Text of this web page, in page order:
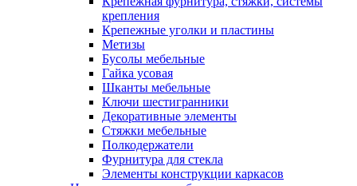
крепления
Крепежные уголки и пластины
Метизы
Бусолы мебельные
Гайка усовая
Шканты мебельные
Ключи шестигранники
Декоративные элементы
Стяжки мебельные
Полкодержатели
Фурнитура для стекла
Элементы конструкции каркасов